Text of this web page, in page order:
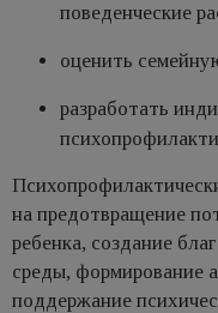
поведенческие
оценить
разработать
на предотвращение
ребенка, создание
среды, формирование
поддержание